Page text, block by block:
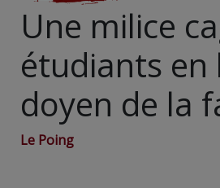
Une milice
étudiants en
doyen de la
Le Poing